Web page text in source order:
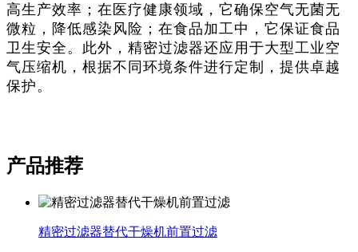
高生产效率；在医疗健康领域，它确保空气无菌无
微粒，降低感染风险；在食品加工中，它保证食品
卫生安全‌。此外，精密过滤器还应用于大型工业空
气压缩机，根据不同环境条件进行定制，提供卓越
保护‌。
产品推荐
精密过滤器替代干燥机前置过滤